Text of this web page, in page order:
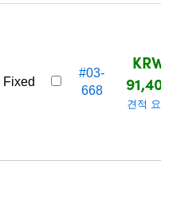
Fixed
#03-
668
KRW
91,400
견적 요청